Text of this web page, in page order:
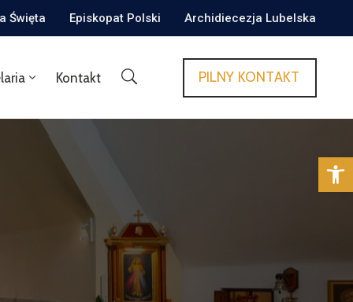
Święta Episkopat Polski Archidiecezja Lubelska
Kontakt PILNY KONTAKT